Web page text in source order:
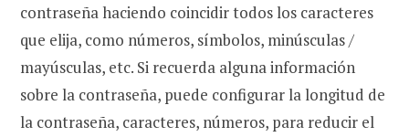
contraseña haciendo coincidir todos los caracteres
que elija, como números, símbolos, minúsculas /
mayúsculas, etc. Si recuerda alguna información
sobre la contraseña, puede configurar la longitud de
la contraseña, caracteres, números, para reducir el